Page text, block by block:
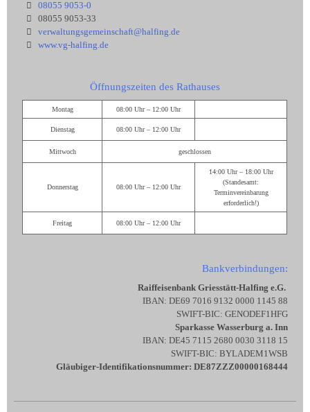
08055 9053-0
08055 9053-33
verwaltungsgemeinschaft@halfing.de
www.vg-halfing.de
Öffnungszeiten des Rathauses
Montag 08:00 Uhr – 12:00 Uhr
Dienstag 08:00 Uhr – 12:00 Uhr
Mittwoch geschlossen
Donnerstag 08:00 Uhr – 12:00 Uhr
14:00 Uhr – 18:00 Uhr
(Standesamt:
Terminvereinbarung
erforderlich!)
Freitag 08:00 Uhr – 12:00 Uhr
Bankverbindungen:
Raiffeisenbank Griesstätt-Halfing e.G.
IBAN: DE69 7016 9132 0000 1145 88
SWIFT-BIC: GENODEF1HFG
Sparkasse Wasserburg a. Inn
IBAN: DE45 7115 2680 0030 3118 15
SWIFT-BIC: BYLADEM1WSB
Gläubiger-Identifikationsnummer: DE87ZZZ00000168444